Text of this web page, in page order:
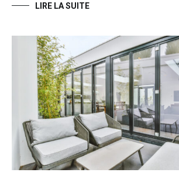
LIRE LA SUITE